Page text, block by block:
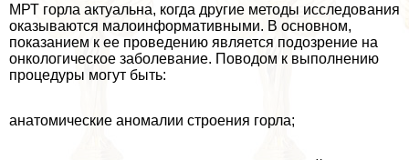
МРТ горла актуальна, когда другие методы исследования
оказываются малоинформативными. В основном,
показанием к ее проведению является подозрение на
oнкoлoгическое заболевание. Поводом к выполнению
процедуры могут быть:
анатомические аномалии строения горла;